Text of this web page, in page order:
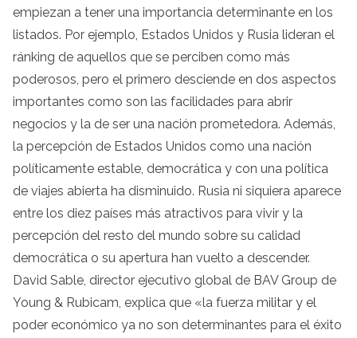
empiezan a tener una importancia determinante en los
listados. Por ejemplo, Estados Unidos y Rusia lideran el
ránking de aquellos que se perciben como más
poderosos, pero el primero desciende en dos aspectos
importantes como son las facilidades para abrir
negocios y la de ser una nación prometedora. Además,
la percepción de Estados Unidos como una nación
políticamente estable, democrática y con una política
de viajes abierta ha disminuido. Rusia ni siquiera aparece
entre los diez países más atractivos para vivir y la
percepción del resto del mundo sobre su calidad
democrática o su apertura han vuelto a descender.
David Sable, director ejecutivo global de BAV Group de
Young & Rubicam, explica que «la fuerza militar y el
poder económico ya no son determinantes para el éxito